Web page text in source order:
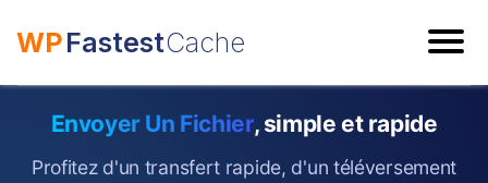
WPFastestCache
Envoyer Un Fichier, simple et rapide
Profitez d'un transfert rapide, d'un téléversement